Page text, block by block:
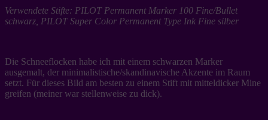
Verwendete Stifte: PILOT Permanent Marker 100 Fine/Bullet
schwarz, PILOT Super Color Permanent Type Ink Fine silber
Die Schneeflocken habe ich mit einem schwarzen Marker
ausgemalt, der minimalistische/skandinavische Akzente im Raum
setzt. Für dieses Bild am besten zu einem Stift mit mitteldicker Mine
greifen (meiner war stellenweise zu dick).